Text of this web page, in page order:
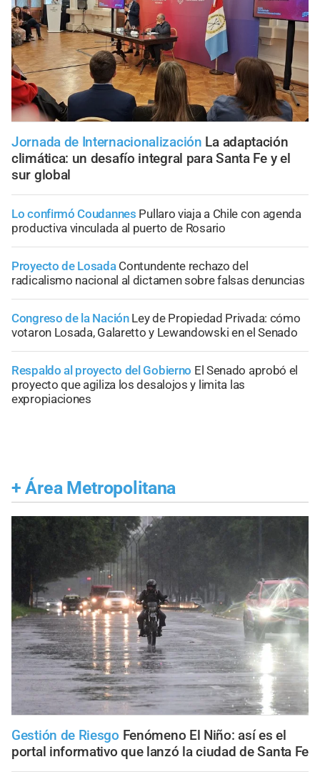
Jornada de Internacionalización La adaptación
climática: un desafío integral para Santa Fe y el
sur global
Lo confirmó Coudannes Pullaro viaja a Chile con agenda
productiva vinculada al puerto de Rosario
Proyecto de Losada Contundente rechazo del
radicalismo nacional al dictamen sobre falsas denuncias
Congreso de la Nación Ley de Propiedad Privada: cómo
votaron Losada, Galaretto y Lewandowski en el Senado
Respaldo al proyecto del Gobierno El Senado aprobó el
proyecto que agiliza los desalojos y limita las
expropiaciones
+ Área Metropolitana
Gestión de Riesgo Fenómeno El Niño: así es el
portal informativo que lanzó la ciudad de Santa Fe